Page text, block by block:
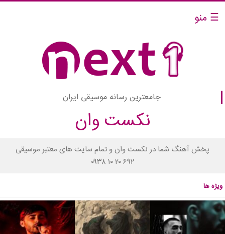
☰ منو
جامعترین رسانه موسیقی ایران
نکست وان
پخش آهنگ شما در نکست وان و تمام سایت های معتبر موسیقی
۰۹۳۸ ۱۰ ۲۰ ۶۹۲
ویژه ها